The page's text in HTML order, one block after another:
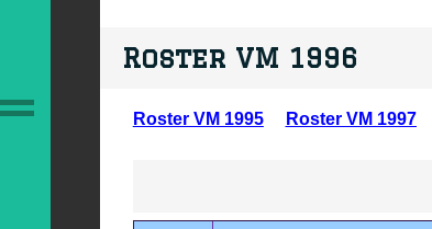
Roster VM 1996
Roster VM 1995 Roster VM 1997